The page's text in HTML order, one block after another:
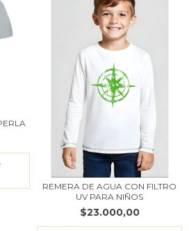
REMERA DE AGUA CON FILTRO
UV PARA NIÑOS
$23.000,00